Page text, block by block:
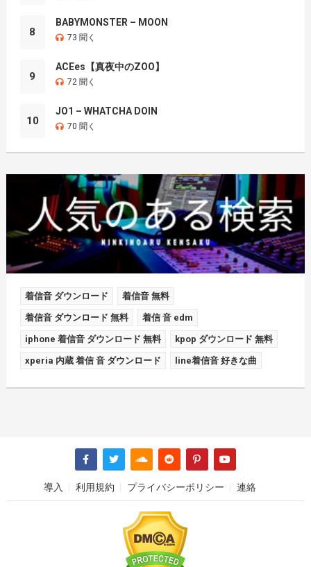
8
BABYMONSTER – MOON
73 聞く
9
ACEes【真夜中のZOO】
72 聞く
10
JO1 – WHATCHA DOIN
70 聞く
着信音 ダウンロード 着信音 無料
着信音 ダウンロード 無料 着信 音 edm
iphone 着信音 ダウンロード 無料 kpop ダウンロード 無料
xperia 内蔵 着信 音 ダウンロード line着信音 好きな曲
導入 利用規約 プライバシーポリシー 連絡